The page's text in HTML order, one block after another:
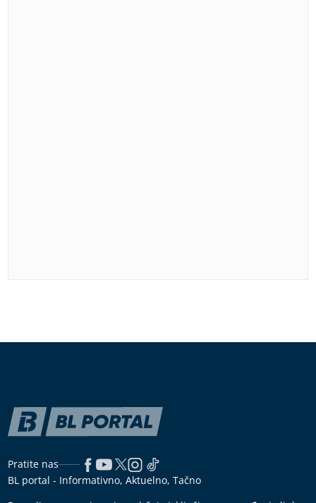
Pratite nas
BL portal - Informativno, Aktuelno, Tačno